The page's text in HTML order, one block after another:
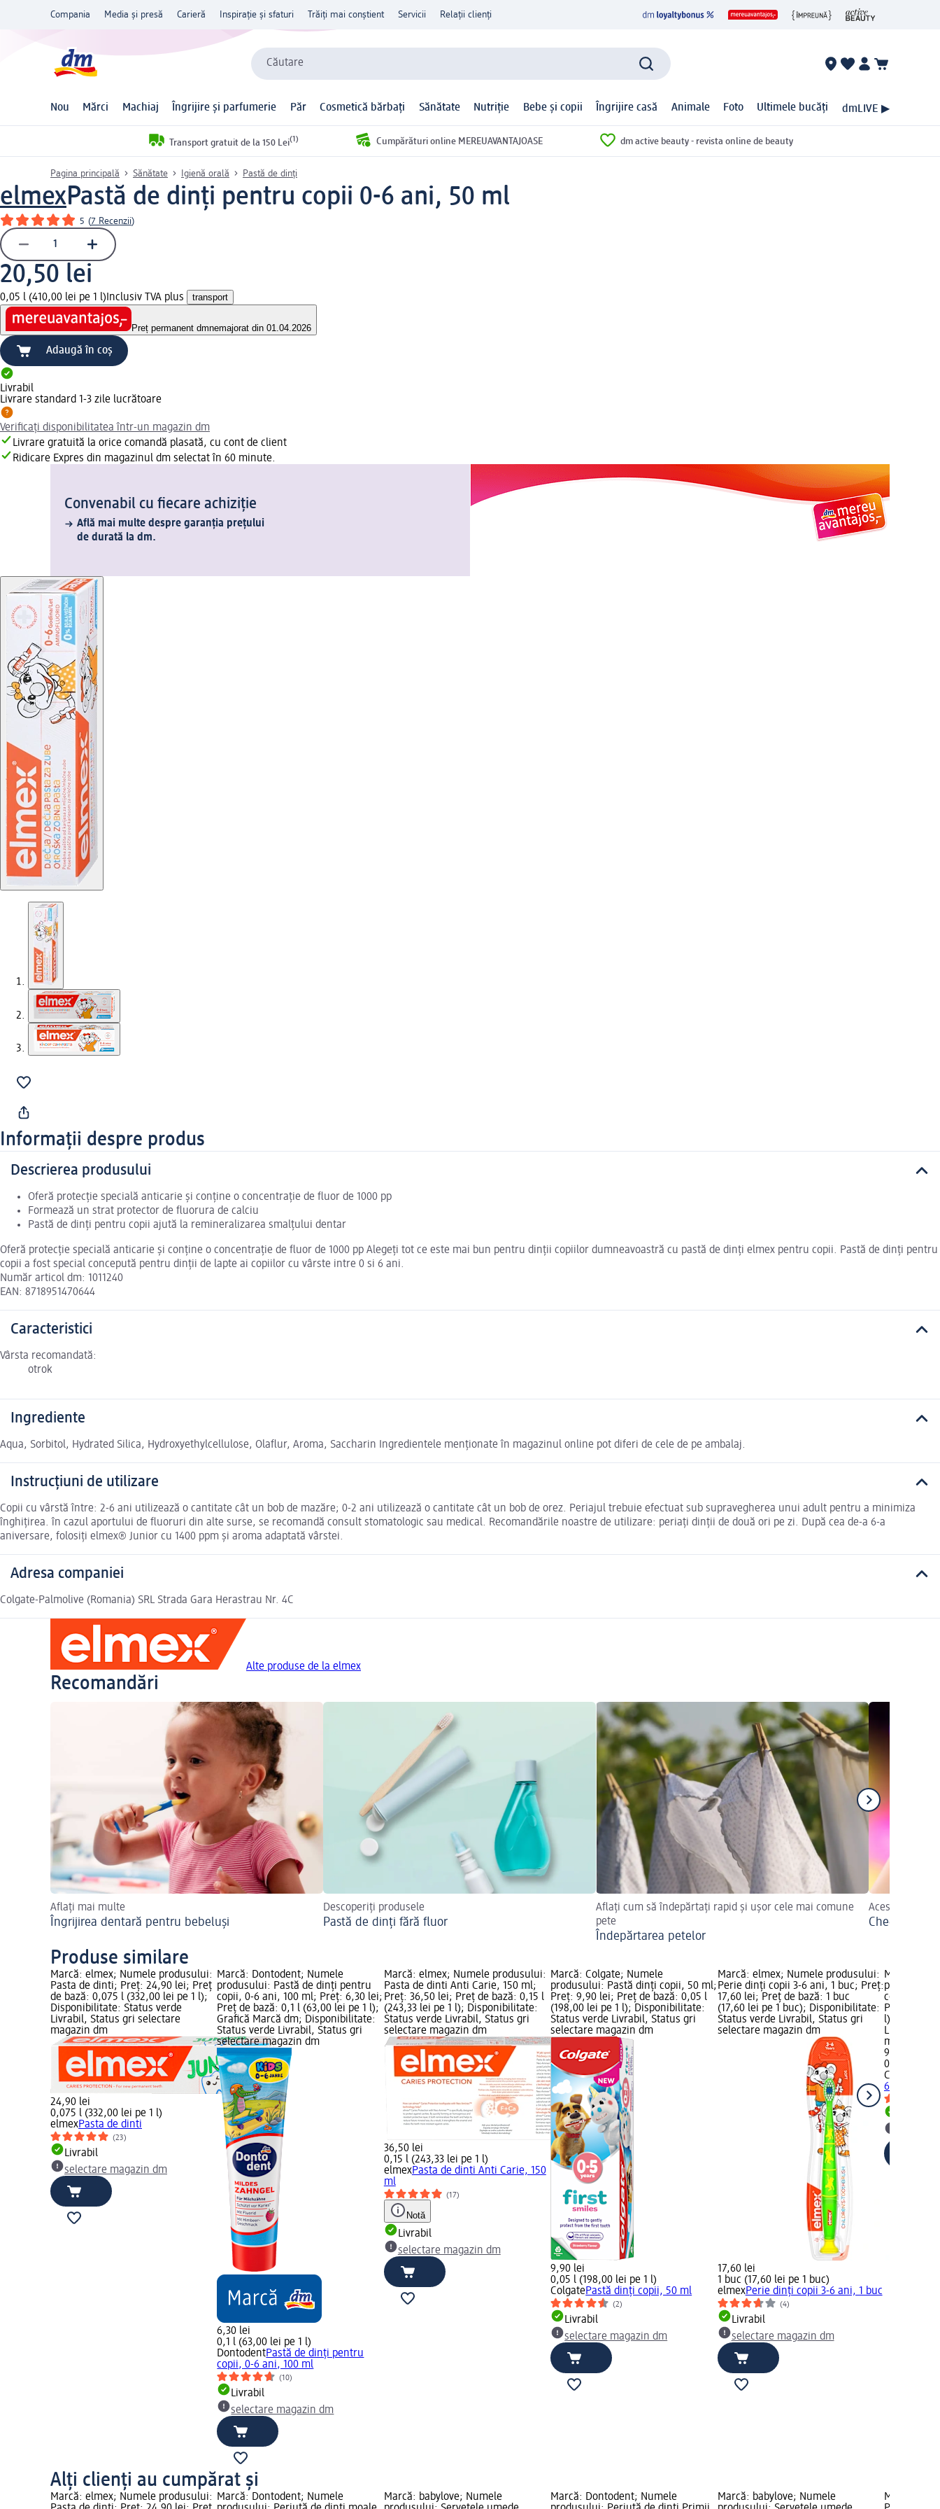
Compania Media și presă Carieră Inspirație și sfaturi Trăiți mai conștient Servicii Relații clienți
Căutare
Nou Mărci Machiaj Îngrijire și parfumerie Păr Cosmetică bărbați Sănătate Nutriție Bebe și copii Îngrijire casă Animale Foto Ultimele bucăți dmLIVE ▶
Transport gratuit de la 150 Lei(1) Cumpărături online MEREUAVANTAJOASE dm active beauty - revista online de beauty
Pagina principală Sănătate Igienă orală Pastă de dinți
elmexPastă de dinți pentru copii 0-6 ani, 50 ml
5 (7 Recenzii)
20,50 lei
0,05 l (410,00 lei pe 1 l) Inclusiv TVA plus transport
Preț permanent dmnemajorat din 01.04.2026
Adaugă în coș
Livrabil
Livrare standard 1-3 zile lucrătoare
Verificați disponibilitatea într-un magazin dm
Livrare gratuită la orice comandă plasată, cu cont de client
Ridicare Expres din magazinul dm selectat în 60 minute.
Convenabil cu fiecare achiziție
Află mai multe despre garanția prețului
de durată la dm.
Informații despre produs
Descrierea produsului
Oferă protecție specială anticarie și conține o concentrație de fluor de 1000 pp
Formează un strat protector de fluorura de calciu
Pastă de dinți pentru copii ajută la remineralizarea smalțului dentar
Oferă protecție specială anticarie și conține o concentrație de fluor de 1000 pp Alegeți tot ce este mai bun pentru dinții copiilor dumneavoastră cu pastă de dinți elmex pentru copii. Pastă de dinți pentru
copii a fost special concepută pentru dinții de lapte ai copiilor cu vârste intre 0 si 6 ani.
Număr articol dm: 1011240
EAN: 8718951470644
Caracteristici
Vârsta recomandată:
otrok
Ingrediente
Aqua, Sorbitol, Hydrated Silica, Hydroxyethylcellulose, Olaflur, Aroma, Saccharin Ingredientele menționate în magazinul online pot diferi de cele de pe ambalaj.
Instrucțiuni de utilizare
Copii cu vârstă între: 2-6 ani utilizează o cantitate cât un bob de mazăre; 0-2 ani utilizează o cantitate cât un bob de orez. Periajul trebuie efectuat sub supravegherea unui adult pentru a minimiza
înghițirea. în cazul aportului de fluoruri din alte surse, se recomandă consult stomatologic sau medical. Recomandările noastre de utilizare: periați dinții de două ori pe zi. După cea de-a 6-a
aniversare, folosiți elmex® Junior cu 1400 ppm și aroma adaptată vârstei.
Adresa companiei
Colgate-Palmolive (Romania) SRL Strada Gara Herastrau Nr. 4C
Alte produse de la elmex
Recomandări
Aflați mai multe
Îngrijirea dentară pentru bebeluși
Descoperiți produsele
Pastă de dinți fără fluor
Aflați cum să îndepărtați rapid și ușor cele mai comune
pete
Îndepărtarea petelor
Aceste
Checklist
Produse similare
Marcă: elmex; Numele produsului:
Pasta de dinti; Preț: 24,90 lei; Preț
de bază: 0,075 l (332,00 lei pe 1 l);
Disponibilitate: Status verde
Livrabil, Status gri selectare
magazin dm
24,90 lei
0,075 l (332,00 lei pe 1 l)
elmexPasta de dinti
(23)
Livrabil
selectare magazin dm
Marcă: Dontodent; Numele
produsului: Pastă de dinți pentru
copii, 0-6 ani, 100 ml; Preț: 6,30 lei;
Preț de bază: 0,1 l (63,00 lei pe 1 l);
Grafică Marcă dm; Disponibilitate:
Status verde Livrabil, Status gri
selectare magazin dm
6,30 lei
0,1 l (63,00 lei pe 1 l)
DontodentPastă de dinți pentru
copii, 0-6 ani, 100 ml
(10)
Livrabil
selectare magazin dm
Marcă: elmex; Numele produsului:
Pasta de dinti Anti Carie, 150 ml;
Preț: 36,50 lei; Preț de bază: 0,15 l
(243,33 lei pe 1 l); Disponibilitate:
Status verde Livrabil, Status gri
selectare magazin dm
36,50 lei
0,15 l (243,33 lei pe 1 l)
elmexPasta de dinti Anti Carie, 150
ml
(17)
Notă
Livrabil
selectare magazin dm
Marcă: Colgate; Numele
produsului: Pastă dinți copii, 50 ml;
Preț: 9,90 lei; Preț de bază: 0,05 l
(198,00 lei pe 1 l); Disponibilitate:
Status verde Livrabil, Status gri
selectare magazin dm
9,90 lei
0,05 l (198,00 lei pe 1 l)
ColgatePastă dinți copii, 50 ml
(2)
Livrabil
selectare magazin dm
Marcă: elmex; Numele produsului:
Perie dinți copii 3-6 ani, 1 buc; Preț:
17,60 lei; Preț de bază: 1 buc
(17,60 lei pe 1 buc); Disponibilitate:
Status verde Livrabil, Status gri
selectare magazin dm
17,60 lei
1 buc (17,60 lei pe 1 buc)
elmexPerie dinți copii 3-6 ani, 1 buc
(4)
Livrabil
selectare magazin dm
Marcă:
copii 6-9
Preț de
l);
Livrabil,
magazin
9,30 lei
0,05 l
Colgate
6-9 ani, 50
Alți clienți au cumpărat și
Marcă: elmex; Numele produsului:
Marcă: Dontodent; Numele
Marcă: babylove; Numele
Marcă: Dontodent; Numele
Marcă: babylove; Numele
Marcă: